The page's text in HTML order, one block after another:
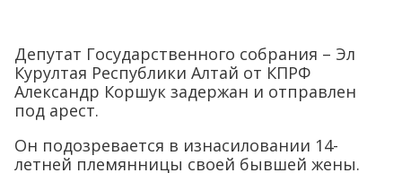
Депутат Государственного собрания – Эл
Курултая Республики Алтай от КПРФ
Александр Коршук задержан и отправлен
под арест.
Он подозревается в изнасиловании 14-
летней племянницы своей бывшей жены.